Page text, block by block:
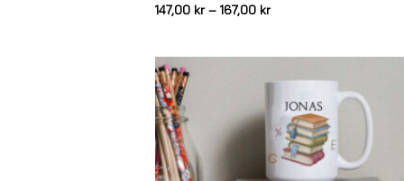
147,00 kr – 167,00 kr
147,00 kr
167,00 kr